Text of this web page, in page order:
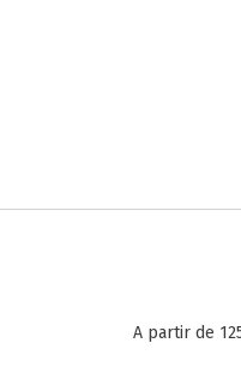
A partir de